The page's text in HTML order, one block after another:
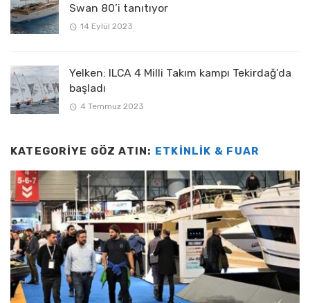
Swan 80’i tanıtıyor
14 Eylül 2023
Yelken: ILCA 4 Milli Takım kampı Tekirdağ’da
başladı
4 Temmuz 2023
KATEGORIYE GÖZ ATIN: ETKINLIK & FUAR